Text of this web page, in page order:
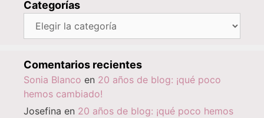
Categorías
Categorías
Comentarios recientes
Sonia Blanco en 20 años de blog: ¡qué poco
hemos cambiado!
Josefina en 20 años de blog: ¡qué poco hemos